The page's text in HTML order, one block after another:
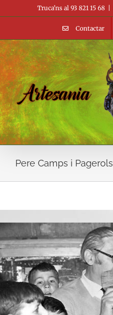
to
Truca'ns al 93 821 15 68
Contactar
Pere Camps i Pagerols